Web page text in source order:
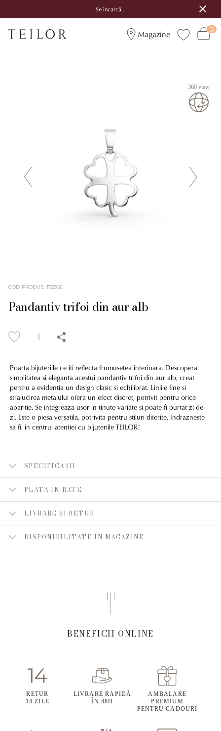
Se încarcă...
Magazine
360 view
COD PRODUS: 172302
Pandantiv trifoi din aur alb
Poarta bijuteriile ce iti reflecta frumusetea interioara. Descopera
simplitatea si eleganta acestui pandantiv trifoi din aur alb, creat
pentru a evidentia un design clasic si echilibrat. Liniile fine si
stralucirea metalului ofera un efect discret, potrivit pentru orice
aparitie. Se integreaza usor in tinute variate si poate fi purtat zi de
zi. Este o piesa versatila, potrivita pentru stiluri diferite. Indrazneste
sa fii in centrul atentiei cu bijuteriile TEILOR!
SPECIFICAȚII
PLATA ÎN RATE
LIVRARE ȘI RETUR
DISPONIBILITATE ÎN MAGAZINE
BENEFICII ONLINE
RETUR
14 ZILE
LIVRARE RAPIDĂ
ÎN 48H
AMBALARE
PREMIUM
PENTRU CADOURI